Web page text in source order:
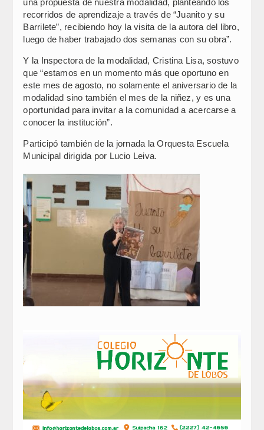
recorridos de aprendizaje a través de “Juanito y su
Barrilete”, recibiendo hoy la visita de la autora del libro,
luego de haber trabajado dos semanas con su obra”.
Y la Inspectora de la modalidad, Cristina Lisa, sostuvo
que “estamos en un momento más que oportuno en
este mes de agosto, no solamente el aniversario de la
modalidad sino también el mes de la niñez, y es una
oportunidad para invitar a la comunidad a acercarse a
conocer la institución”.
Participó también de la jornada la Orquesta Escuela
Municipal dirigida por Lucio Leiva.